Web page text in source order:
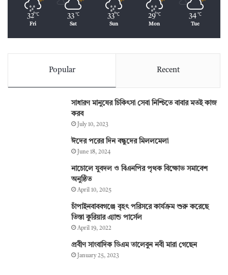
32 ℃
Fri
33 ℃
Sat
33 ℃
Sun
29 ℃
Mon
34 ℃
Tue
Popular Recent
সাধারণ মানুষের চিকিৎসা সেবা নিশ্চিতে বাবার মতই কাজ
করব
July 10, 2023
ঈদের পরের দিন বন্ধুদের মিললমেলা
June 18, 2024
নাচোলে যুবদল ও বিএনপির পৃথক বিক্ষোভ সমাবেশ
অনুষ্ঠিত
April 10, 2025
চাঁপাইনবাববগঞ্জে বৃহৎ পরিসরে কার্যক্রম শুরু করেছে
তিস্তা কুরিয়ার এ্যান্ড পার্সেল
April 19, 2022
প্রবীণ সাংবাদিক ডিএম তালেবুন নবী মারা গেছেন
January 25, 2023